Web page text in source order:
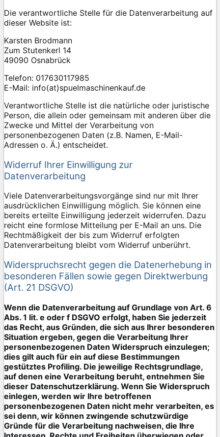
Die verantwortliche Stelle für die Datenverarbeitung auf
dieser Website ist:
Karsten Brodmann
Zum Stutenkerl 14
49090 Osnabrück
Telefon: 017630117985
E-Mail: info(at)spuelmaschinenkauf.de
Verantwortliche Stelle ist die natürliche oder juristische
Person, die allein oder gemeinsam mit anderen über die
Zwecke und Mittel der Verarbeitung von
personenbezogenen Daten (z.B. Namen, E-Mail-
Adressen o. Ä.) entscheidet.
Widerruf Ihrer Einwilligung zur
Datenverarbeitung
Viele Datenverarbeitungsvorgänge sind nur mit Ihrer
ausdrücklichen Einwilligung möglich. Sie können eine
bereits erteilte Einwilligung jederzeit widerrufen. Dazu
reicht eine formlose Mitteilung per E-Mail an uns. Die
Rechtmäßigkeit der bis zum Widerruf erfolgten
Datenverarbeitung bleibt vom Widerruf unberührt.
Widerspruchsrecht gegen die Datenerhebung in
besonderen Fällen sowie gegen Direktwerbung
(Art. 21 DSGVO)
Wenn die Datenverarbeitung auf Grundlage von Art. 6
Abs. 1 lit. e oder f DSGVO erfolgt, haben Sie jederzeit
das Recht, aus Gründen, die sich aus Ihrer besonderen
Situation ergeben, gegen die Verarbeitung Ihrer
personenbezogenen Daten Widerspruch einzulegen;
dies gilt auch für ein auf diese Bestimmungen
gestütztes Profiling. Die jeweilige Rechtsgrundlage,
auf denen eine Verarbeitung beruht, entnehmen Sie
dieser Datenschutzerklärung. Wenn Sie Widerspruch
einlegen, werden wir Ihre betroffenen
personenbezogenen Daten nicht mehr verarbeiten, es
sei denn, wir können zwingende schutzwürdige
Gründe für die Verarbeitung nachweisen, die Ihre